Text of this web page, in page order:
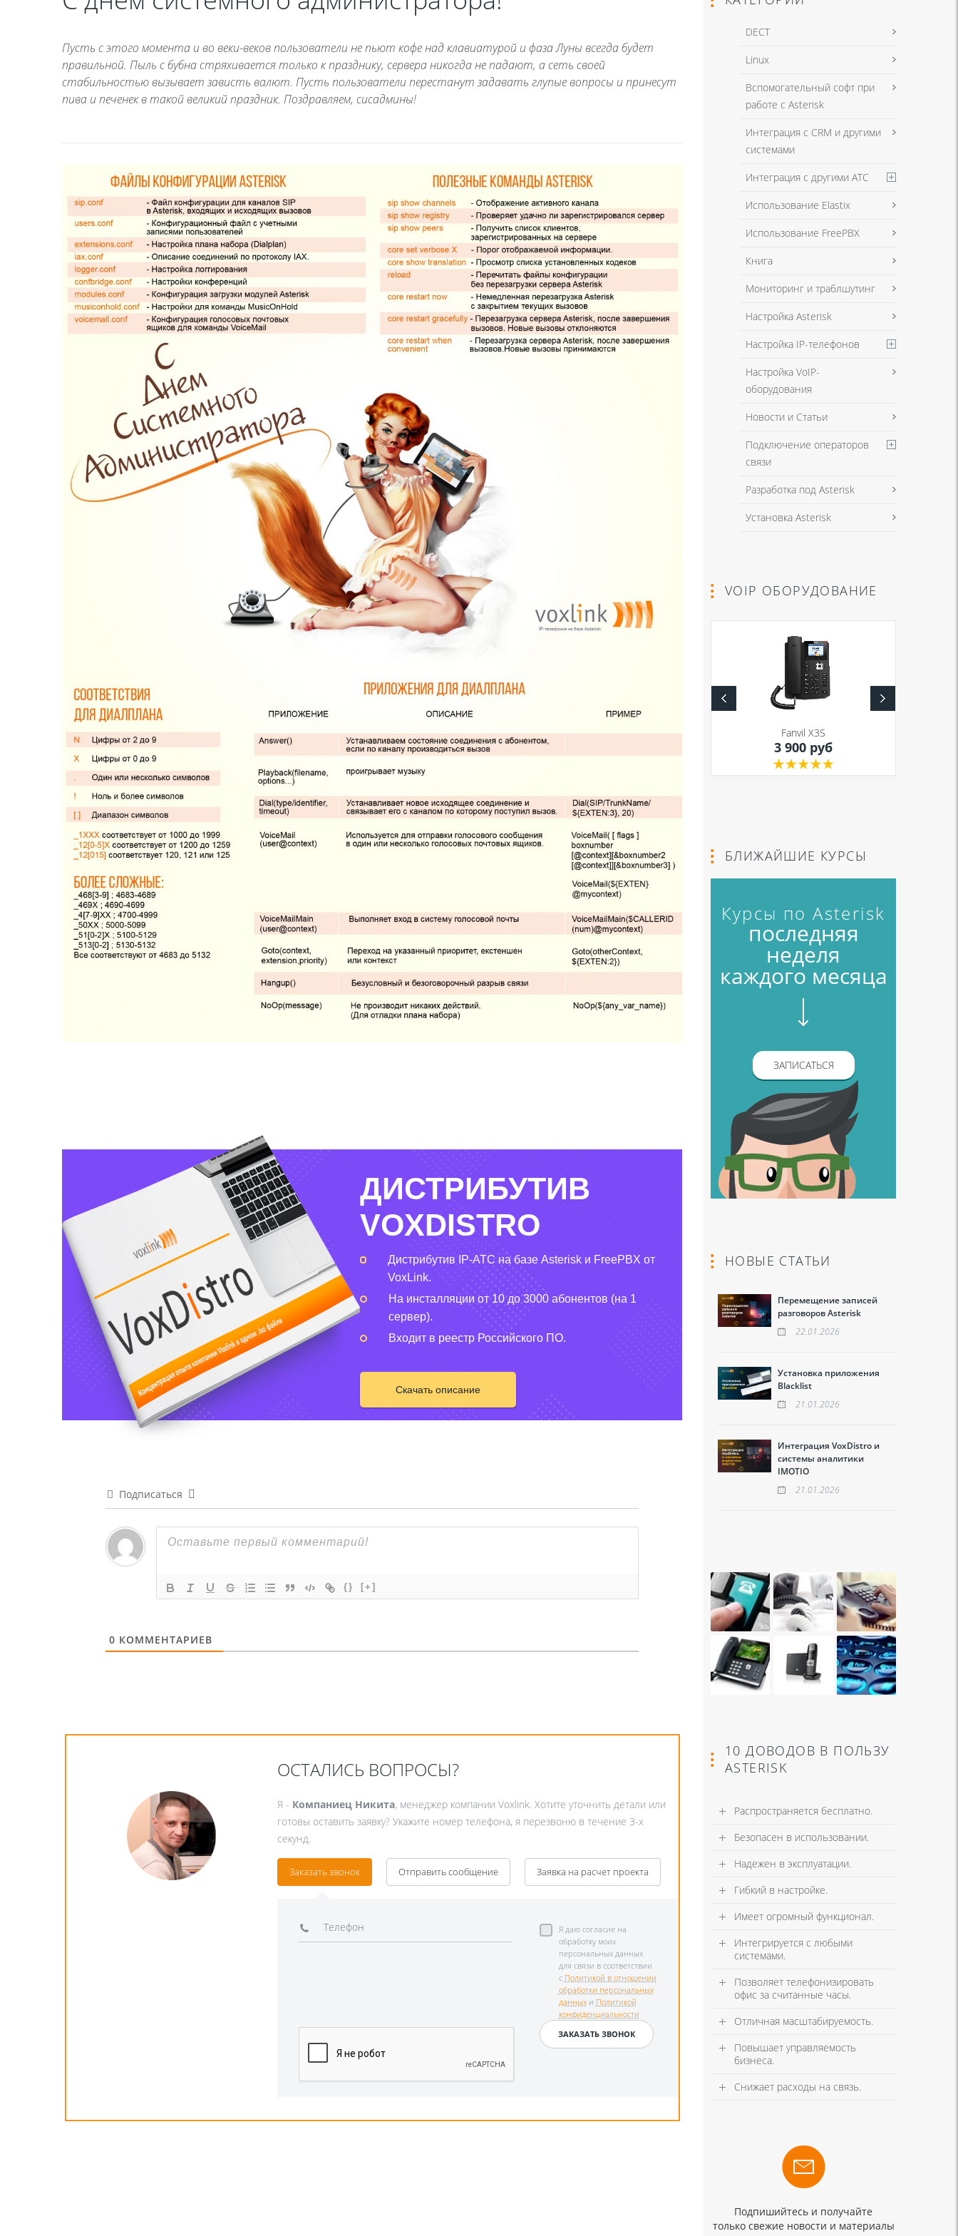
Пусть с этого момента и во веки-веков пользователи не пьют кофе над клавиатурой и фаза Луны всегда будет
правильной. Пыль с бубна стряхивается только к празднику, сервера никогда не падают, а сеть своей
стабильностью вызывает зависть валют. Пусть пользователи перестанут задавать глупые вопросы и принесут
пива и печенек в такой великий праздник. Поздравляем, сисадмины!
ДИСТРИБУТИВ
VOXDISTRO
Дистрибутив IP-АТС на базе Asterisk и FreePBX от
VoxLink.
На инсталляции от 10 до 3000 абонентов (на 1
сервер).
Входит в реестр Российского ПО.
Скачать описание
Подписаться
{} [+]
0 КОММЕНТАРИЕВ
ОСТАЛИСЬ ВОПРОСЫ?
Я - Компаниец Никита, менеджер компании Voxlink. Хотите уточнить детали или
готовы оставить заявку? Укажите номер телефона, я перезвоню в течение 3-х
секунд.
Заказать звонок
Я даю согласие на
обработку моих
персональных данных
для связи в соответствии
с Политикой в отношении
обработки персональных
данныхи Политикой
конфиденциальности
Отправить сообщение Заявка на расчет проекта
DECT
Linux
Вспомогательный софт при
работе с Asterisk
Интеграция с CRM и другими
системами
Интеграция с другими АТС
Использование Elastix
Использование FreePBX
Книга
Мониторинг и траблшутинг
Настройка Asterisk
Настройка IP-телефонов
Настройка VoIP-
оборудования
Новости и Статьи
Подключение операторов
связи
Разработка под Asterisk
Установка Asterisk
VOIP ОБОРУДОВАНИЕ
Fanvil X3S
2 990 руб Fanvil X3S
3 900 руб
БЛИЖАЙШИЕ КУРСЫ
Курсы по Asterisk
последняя
неделя
каждого месяца
ЗАПИСАТЬСЯ
НОВЫЕ СТАТЬИ
Перемещение записей
разговоров Asterisk
22.01.2026
Установка приложения
Blacklist
21.01.2026
Интеграция VoxDistro и
системы аналитики
IMOTIO
21.01.2026
10 ДОВОДОВ В ПОЛЬЗУ
ASTERISK
Распространяется бесплатно.
Безопасен в использовании.
Надежен в эксплуатации.
Гибкий в настройке.
Имеет огромный функционал.
Интегрируется с любыми
системами.
Позволяет телефонизировать
офис за считанные часы.
Отличная масштабируемость.
Повышает управляемость
бизнеса.
Снижает расходы на связь.
Подпишийтесь и получайте
только свежие новости и материалы